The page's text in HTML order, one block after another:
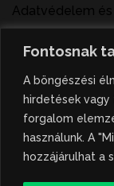
Fontosnak
A böngészési
hirdetések vagy
forgalom
használunk. A
hozzájárulhat a
Adatvédelem
A
megjelenő
tartalom a
Központ
tulajdont a
jogosulatlan